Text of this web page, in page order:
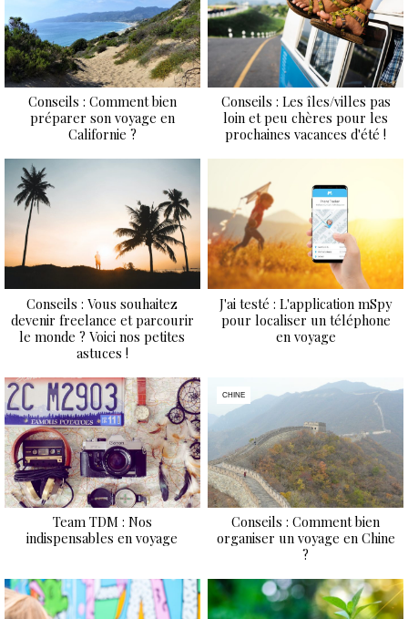
Conseils : Comment bien
préparer son voyage en
Californie ?
Conseils : Les îles/villes pas
loin et peu chères pour les
prochaines vacances d'été !
Conseils : Vous souhaitez
devenir freelance et parcourir
le monde ? Voici nos petites
astuces !
J'ai testé : L'application mSpy
pour localiser un téléphone
en voyage
Team TDM : Nos
indispensables en voyage
CHINE
Conseils : Comment bien
organiser un voyage en Chine
?